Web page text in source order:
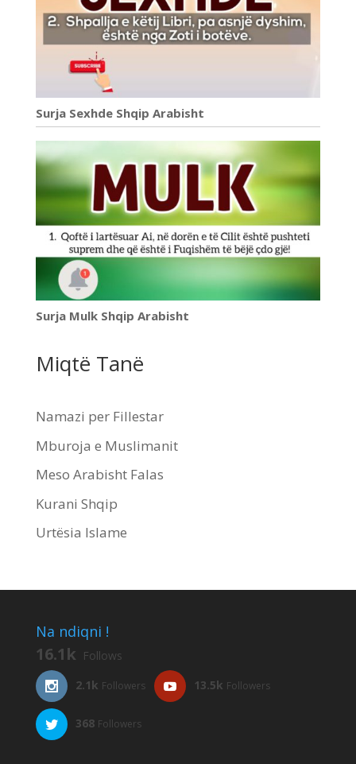
Surja Sexhde Shqip Arabisht
Surja Mulk Shqip Arabisht
Miqtë Tanë
Namazi per Fillestar
Mburoja e Muslimanit
Meso Arabisht Falas
Kurani Shqip
Urtësia Islame
Na ndiqni !
16.1k Follows
2.1k Followers 13.5k Followers
368 Followers